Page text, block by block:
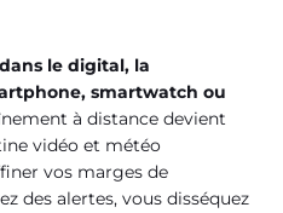
le digital, la
smartwatch ou
à distance devient
vidéo et météo
vos marges de
des alertes, vous disséquez